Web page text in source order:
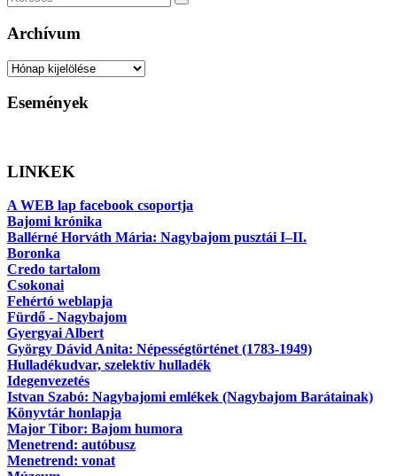
Keresés
Archívum
Archívum
Események
LINKEK
A WEB lap facebook csoportja
Bajomi krónika
Ballérné Horváth Mária: Nagybajom pusztái I–II.
Boronka
Credo tartalom
Csokonai
Fehértó weblapja
Fürdő - Nagybajom
Gyergyai Albert
György Dávid Anita: Népességtörténet (1783-1949)
Hulladékudvar, szelektív hulladék
Idegenvezetés
Istvan Szabó: Nagybajomi emlékek (Nagybajom Barátainak)
Könyvtár honlapja
Major Tibor: Bajom humora
Menetrend: autóbusz
Menetrend: vonat